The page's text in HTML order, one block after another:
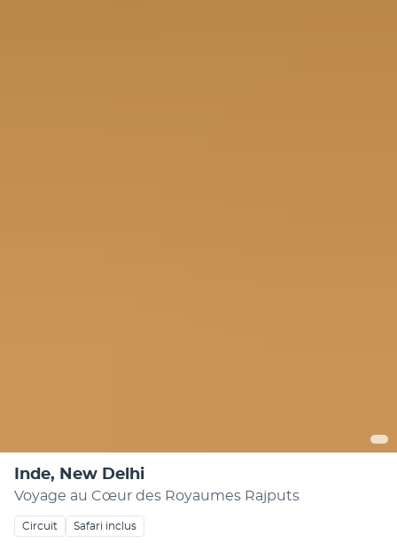
Inde, New Delhi
Voyage au Cœur des Royaumes Rajputs
Circuit Safari inclus